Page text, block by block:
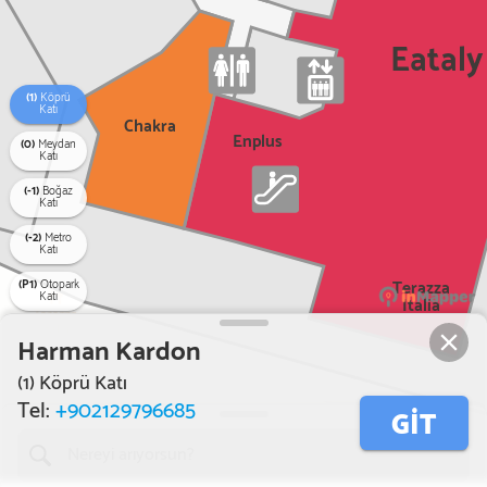
Eataly
Chakra
Terazza
Italia
Enplus
(1) Köprü
Katı
(0) Meydan
Katı
(-1) Boğaz
Katı
(-2) Metro
Katı
(P1)Otopark
Katı
GİT
Harman Kardon
(1) Köprü Katı
Tel:+902129796685